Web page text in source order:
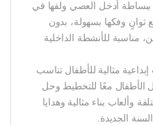
ببساطة أدخل العصي ولفها في
ثوانٍ وفكها بسهولة، بدون
مناسبة للأنشطة الداخلية
مثالية للأطفال تناسب
الأطفال معًا للتخطيط وحل
وألعاب بناء مثالية وهدايا
الجديدة.